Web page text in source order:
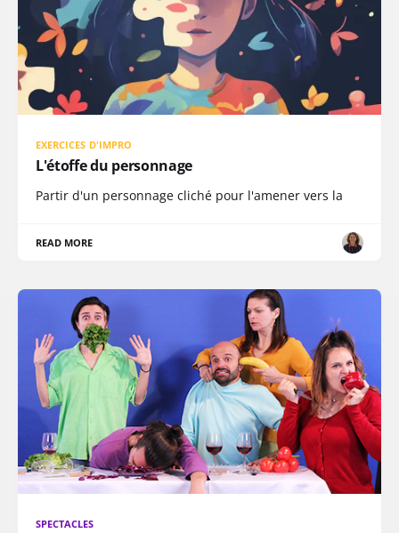
EXERCICES D'IMPRO
L'étoffe du personnage
Partir d'un personnage cliché pour l'amener vers la
READ MORE
SPECTACLES